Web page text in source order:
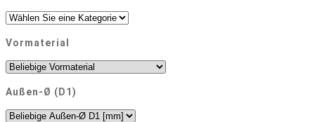
Vormaterial
Außen-Ø (D1)